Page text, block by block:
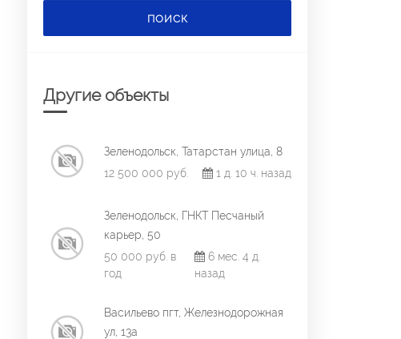
ПОИСК
Другие объекты
Зеленодольск, Татарстан улица, 8
12 500 000 руб.
1 д. 10 ч. назад
Зеленодольск, ГНКТ Песчаный
карьер, 50
50 000 руб. в
год
6 мес. 4 д.
назад
Васильево пгт, Железнодорожная
ул, 13а